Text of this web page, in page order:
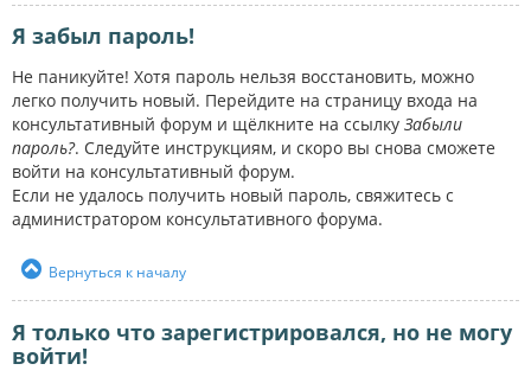
Я забыл пароль!
Не паникуйте! Хотя пароль нельзя восстановить, можно
легко получить новый. Перейдите на страницу входа на
консультативный форум и щёлкните на ссылку Забыли
пароль?. Следуйте инструкциям, и скоро вы снова сможете
войти на консультативный форум.
Если не удалось получить новый пароль, свяжитесь с
администратором консультативного форума.
Вернуться к началу
Я только что зарегистрировался, но не могу
войти!